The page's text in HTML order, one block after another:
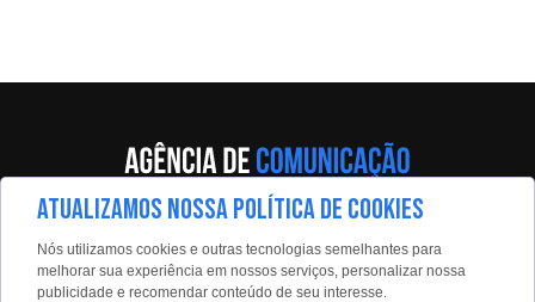
Av. Eng. Caetano Álvares, 55 - 5º andar
Limão, São Paulo, 02598-900
ATUALIZAMOS NOSSA POLÍTICA DE COOKIES
Nós utilizamos cookies e outras tecnologias semelhantes para
melhorar sua experiência em nossos serviços, personalizar nossa
publicidade e recomendar conteúdo de seu interesse.